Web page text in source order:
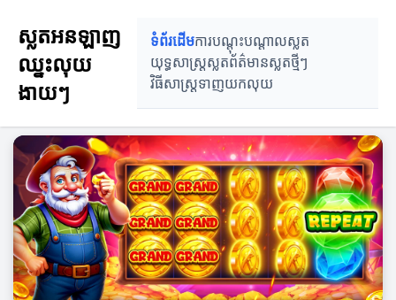
ស្លតអនឡាញ
ឈ្នះលុយ
ងាយៗ
ទំព័រដើមការបណ្តុះបណ្តាលស្លត
យុទ្ធសាស្ត្រស្លតព័ត៌មានស្លតថ្មីៗ
វិធីសាស្ត្រទាញយកលុយ